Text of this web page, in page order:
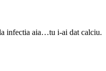
infectia aia…tu i-ai dat calciu.